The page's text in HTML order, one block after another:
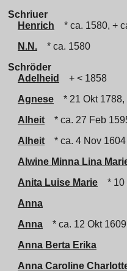
Schriuer
Henrich
* ca. 1580, +
N.N.
* ca. 1580
Schröder
Adelheid
+ < 1858
Agnese
* 21 Okt
Alheit
* ca. 27 Feb
Alheit
* ca. 4 Nov 1604
Alwine Minna Lina
Anita Luise Marie
* 10
Anna
Anna
* ca. 12 Okt 1609
Anna Berta Erika
Anna Caroline